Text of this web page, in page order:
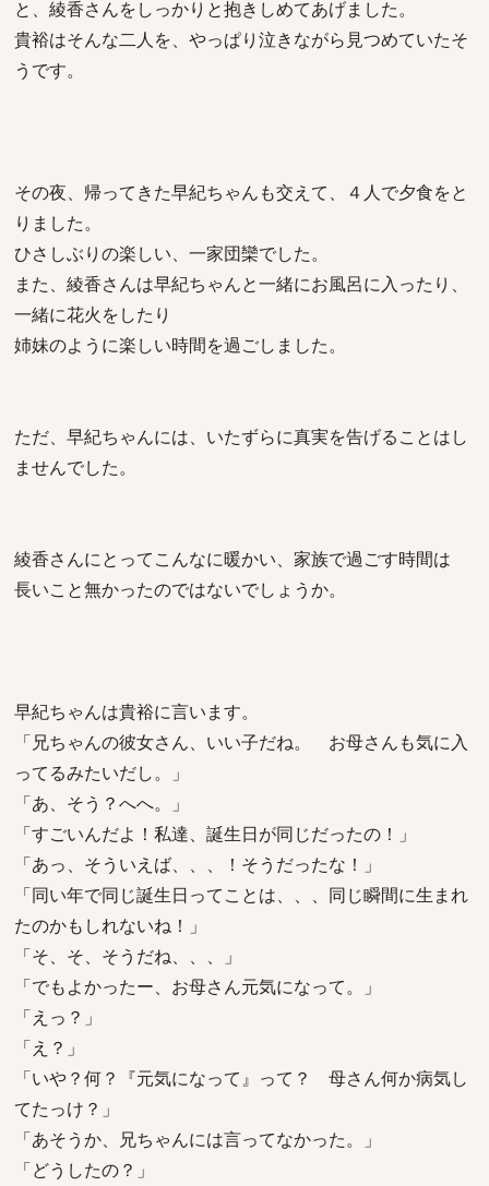
と、綾香さんをしっかりと抱きしめてあげました。
貴裕はそんな二人を、やっぱり泣きながら見つめていたそ
うです。
その夜、帰ってきた早紀ちゃんも交えて、４人で夕食をと
りました。
ひさしぶりの楽しい、一家団欒でした。
また、綾香さんは早紀ちゃんと一緒にお風呂に入ったり、
一緒に花火をしたり
姉妹のように楽しい時間を過ごしました。
ただ、早紀ちゃんには、いたずらに真実を告げることはし
ませんでした。
綾香さんにとってこんなに暖かい、家族で過ごす時間は
長いこと無かったのではないでしょうか。
早紀ちゃんは貴裕に言います。
「兄ちゃんの彼女さん、いい子だね。 お母さんも気に入
ってるみたいだし。」
「あ、そう？へへ。」
「すごいんだよ！私達、誕生日が同じだったの！」
「あっ、そういえば、、、！そうだったな！」
「同い年で同じ誕生日ってことは、、、同じ瞬間に生まれ
たのかもしれないね！」
「そ、そ、そうだね、、、」
「でもよかったー、お母さん元気になって。」
「えっ？」
「え？」
「いや？何？『元気になって』って？ 母さん何か病気し
てたっけ？」
「あそうか、兄ちゃんには言ってなかった。」
「どうしたの？」